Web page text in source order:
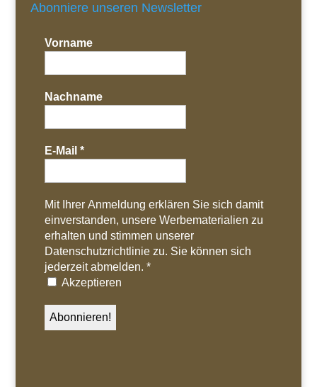
Abonniere unseren Newsletter
Vorname
Nachname
E-Mail *
Mit Ihrer Anmeldung erklären Sie sich damit
einverstanden, unsere Werbematerialien zu
erhalten und stimmen unserer
Datenschutzrichtlinie zu. Sie können sich
jederzeit abmelden. *
Akzeptieren